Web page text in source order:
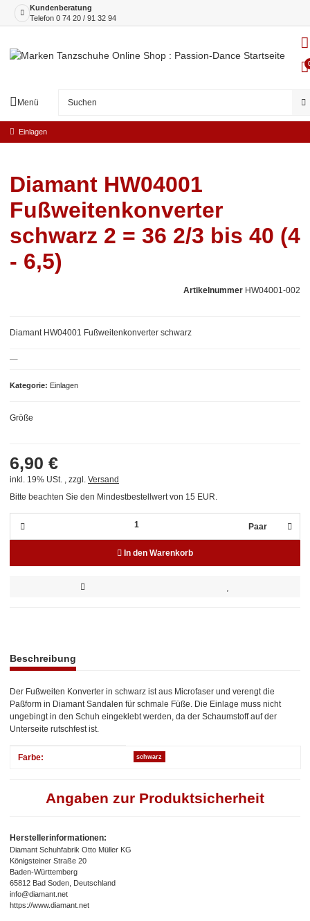
Kundenberatung
Telefon 0 74 20 / 91 32 94
Menü
Einlagen
Diamant HW04001
Fußweitenkonverter
schwarz 2 = 36 2/3 bis 40 (4
- 6,5)
Artikelnummer HW04001-002
Kategorie Einlagen
Diamant HW04001 Fußweitenkonverter schwarz
Größe
6,90 €
inkl. 19% USt. , zzgl. Versand
Bitte beachten Sie den Mindestbestellwert von 15 EUR.
Paar
In den Warenkorb
Beschreibung
Der Fußweiten Konverter in schwarz ist aus Microfaser und verengt die
Paßform in Diamant Sandalen für schmale Füße. Die Einlage muss nicht
ungebingt in den Schuh eingeklebt werden, da der Schaumstoff auf der
Unterseite rutschfest ist.
Produkteigenschaft
Wert
Farbe: schwarz
Angaben zur Produktsicherheit
Herstellerinformationen:
Diamant Schuhfabrik Otto Müller KG
Königsteiner Straße 20
Baden-Württemberg
65812 Bad Soden, Deutschland
info@diamant.net
https://www.diamant.net